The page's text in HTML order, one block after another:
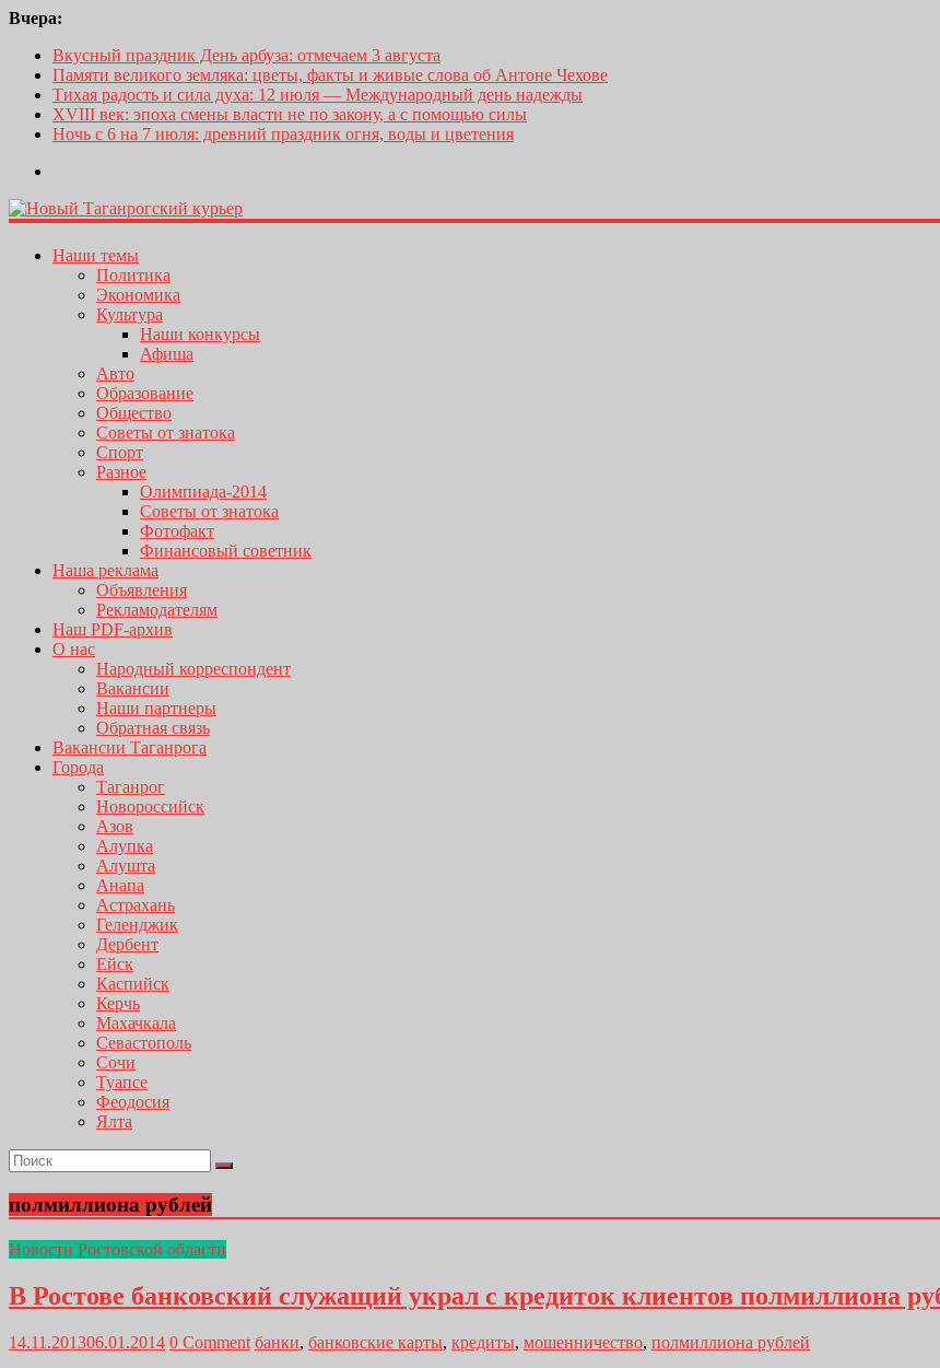
Вчера:
Вкусный праздник День арбуза: отмечаем 3 августа
Памяти великого земляка: цветы, факты и живые слова об Антоне Чехове
Тихая радость и сила духа: 12 июля — Международный день надежды
XVIII век: эпоха смены власти не по закону, а с помощью силы
Ночь с 6 на 7 июля: древний праздник огня, воды и цветения
Наши темы
Политика
Экономика
Культура
Наши конкурсы
Афиша
Авто
Образование
Общество
Советы от знатока
Спорт
Разное
Олимпиада-2014
Советы от знатока
Фотофакт
Финансовый советник
Наша реклама
Объявления
Рекламодателям
Наш PDF-архив
О нас
Народный корреспондент
Вакансии
Наши партнеры
Обратная связь
Вакансии Таганрога
Города
Таганрог
Новороссийск
Азов
Алупка
Алушта
Анапа
Астрахань
Геленджик
Дербент
Ейск
Каспийск
Керчь
Махачкала
Севастополь
Сочи
Туапсе
Феодосия
Ялта
полмиллиона рублей
Новости Ростовской области
В Ростове банковский служащий украл с кредиток клиентов полмиллиона
14.11.201306.01.2014 0 Comment банки, банковские карты, кредиты, мошенничество, полмиллиона рублей